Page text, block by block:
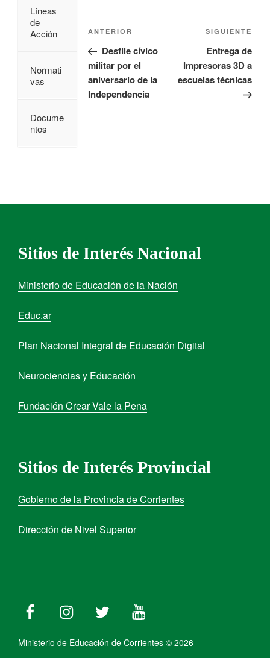
ANTERIOR
Desfile cívico
militar por el
aniversario de la
Independencia
SIGUIENTE
Entrega de
Impresoras 3D a
escuelas técnicas
Líneas
de
Acción
Normati
vas
Docume
ntos
Sitios de Interés Nacional
Ministerio de Educación de la Nación
Educ.ar
Plan Nacional Integral de Educación Digital
Neurociencias y Educación
Fundación Crear Vale la Pena
Sitios de Interés Provincial
Gobierno de la Provincia de Corrientes
Dirección de Nivel Superior
Ministerio de Educación de Corrientes © 2026